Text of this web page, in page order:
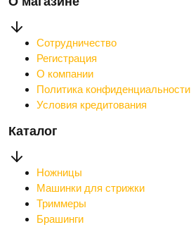
Сотрудничество
Регистрация
О компании
Политика конфиденциальности
Условия кредитования
Каталог
Ножницы
Машинки для стрижки
Триммеры
Брашинги